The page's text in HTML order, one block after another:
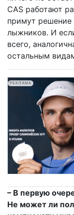
CAS работают
примут решение
лыжников. И
всего,
остальным
РЕКЛАМА
– В первую
Не может ли